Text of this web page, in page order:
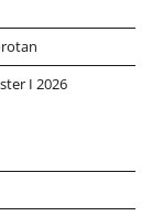
I 2026